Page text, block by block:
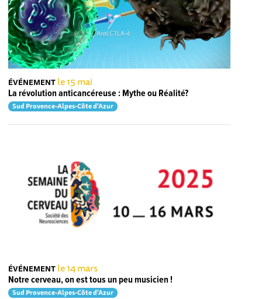
ÉVÉNEMENT le 15 mai
La révolution anticancéreuse : Mythe ou Réalité?
Sud Provence-Alpes-Côte d'Azur
ÉVÉNEMENT le 14 mars
Notre cerveau, on est tous un peu musicien !
Sud Provence-Alpes-Côte d'Azur